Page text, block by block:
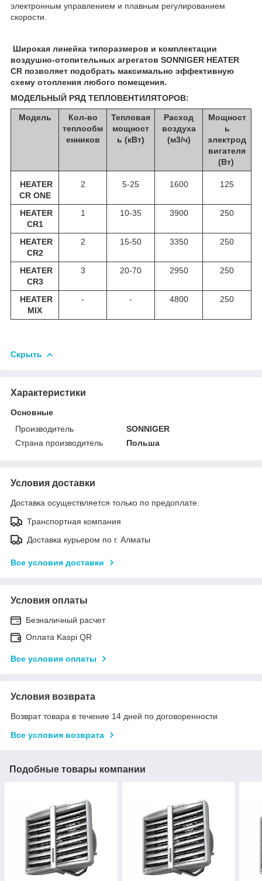
электронным управлением и плавным регулированием
скорости.
Широкая линейка типоразмеров и комплектации
воздушно-отопительных агрегатов SONNIGER HEATER
CR позволяет подобрать максимально эффективную
схему отопления любого помещения.
МОДЕЛЬНЫЙ РЯД ТЕПЛОВЕНТИЛЯТОРОВ:
Модель
Кол-во
теплообм
енников
Тепловая
мощност
ь (кВт)
Расход
воздуха
(м3/ч)
Мощност
ь
электрод
вигателя
(Вт)
HEATER
CR ONE
2 5-25 1600 125
HEATER
CR1
1 10-35 3900 250
HEATER
CR2
2 15-50 3350 250
HEATER
CR3
3 20-70 2950 250
HEATER
MIX
- - 4800 250
Скрыть
Характеристики
Основные
Производитель
SONNIGER
Страна производитель
Польша
Условия доставки
Доставка осуществляется только по предоплате.
Транспортная компания
Доставка курьером по г. Алматы
Все условия доставки
Условия оплаты
Безналичный расчет
Оплата Kaspi QR
Все условия оплаты
Условия возврата
Возврат товара в течение 14 дней по договоренности
Все условия возврата
Подобные товары компании